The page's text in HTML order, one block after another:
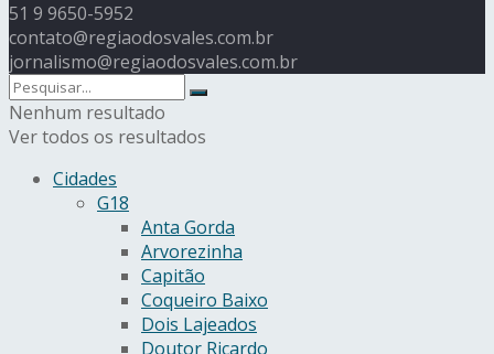
51 9 9650-5952
contato@regiaodosvales.com.br
jornalismo@regiaodosvales.com.br
Nenhum resultado
Ver todos os resultados
Cidades
G18
Anta Gorda
Arvorezinha
Capitão
Coqueiro Baixo
Dois Lajeados
Doutor Ricardo